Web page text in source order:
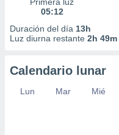
05:12
Duración del día 13h
Luz diurna restante 2h 49m
Calendario lunar
Lun Mar Mié